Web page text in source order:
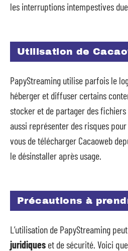
les interruptions intempestives
Utilisation de
PapyStreaming utilise parfois le
héberger et diffuser certains
stocker et de partager des
aussi représenter des risques
vous de télécharger Cacaoweb
le désinstaller après usage.
Précautions à
L’utilisation de PapyStreaming
juridiques et de sécurité. Voici